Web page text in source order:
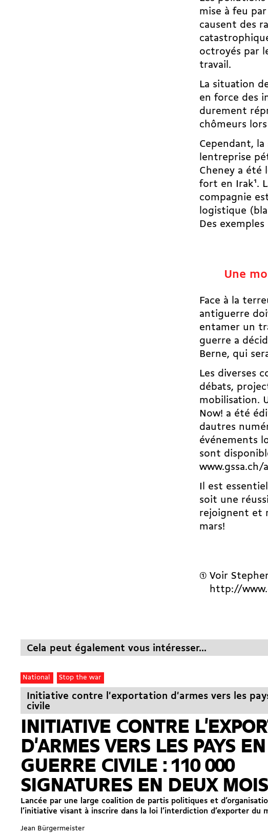
mise à feu
causent des
octroyés par
travail.
La situation
en force des
durement
chômeurs
Cependant,
lentreprise
Cheney a été
fort en Irak1.
compagnie
logistique
Des
Une
Face à la
antiguerre
entamer un
guerre a
Berne, qui
Les diverses
débats,
mobilisation.
Now! a été
dautres
événements
sont
www.gssa.ch/
Il est
soit une
rejoignent et
mars!
Voir
http://
Cela peut également vous intéresser...
National Stop the war
Initiative contre l'exportation d'armes vers les
civile
INITIATIVE CONTRE
D'ARMES VERS LES PAYS EN
GUERRE CIVILE : 110 000
SIGNATURES EN DEUX MOIS
Lancée par une large coalition de partis politiques et
l’initiative visant à inscrire dans la loi l’interdiction d’exporter du
Jean Bürgermeister